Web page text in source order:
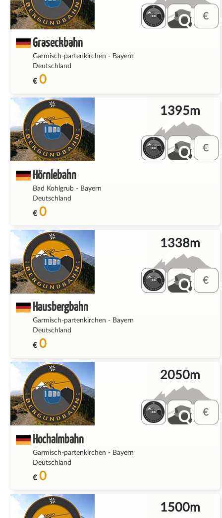
Graseckbahn
Garmisch-partenkirchen - Bayern
Deutschland
€ 0
Hörnlebahn
Bad Kohlgrub- Bayern
Deutschland
€ 0
1395m
Hausbergbahn
Garmisch-partenkirchen - Bayern
Deutschland
€ 0
1338m
Hochalmbahn
Garmisch-partenkirchen - Bayern
Deutschland
€ 0
2050m
1500m